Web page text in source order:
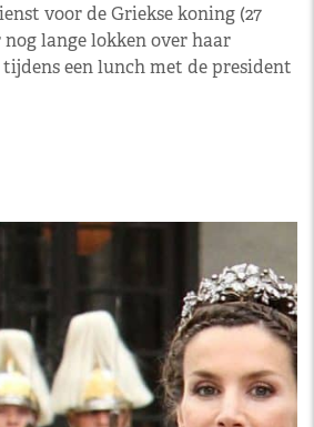
voor de Griekse koning (27
lange lokken over haar
tijdens een lunch met de president